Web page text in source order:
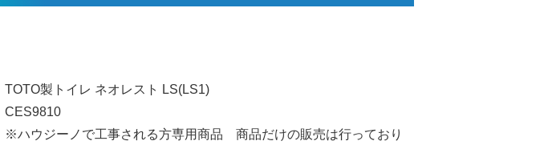
TOTO製トイレ ネオレスト LS(LS1)
CES9810
※ハウジーノで工事される方専用商品 商品だけの販売は行っており